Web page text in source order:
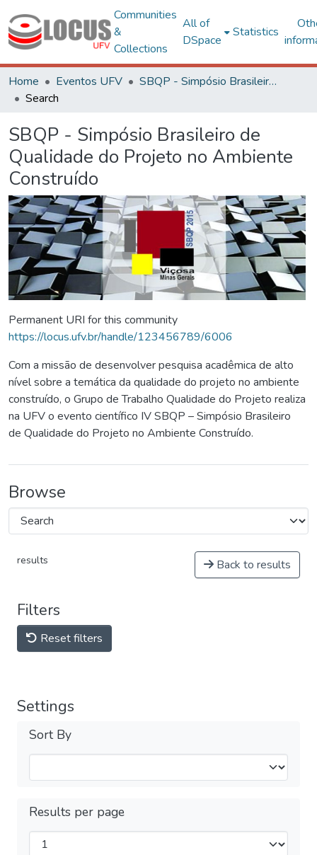
Communities
&
Collections
All of
DSpace
Statistics
Home Eventos UFV
SBQP - Simpósio Brasileiro de Qualidade do Projeto no Ambiente Construído
Search
SBQP - Simpósio Brasileiro de
Qualidade do Projeto no Ambiente
Construído
Permanent URI for this community
https://locus.ufv.br/handle/123456789/6006
Com a missão de desenvolver pesquisa acadêmica de alto
nível sobre a temática da qualidade do projeto no ambiente
construído, o Grupo de Trabalho Qualidade do Projeto realiza
na UFV o evento científico IV SBQP – Simpósio Brasileiro
de Qualidade do Projeto no Ambiente Construído.
Browse
results Back to results
Filters
Reset filters
Settings
Sort By
Results per page